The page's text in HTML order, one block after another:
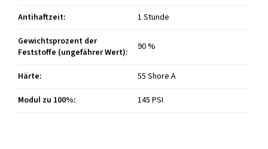
Antihaftzeit:
1 Stunde
Gewichtsprozent der
Feststoffe (ungefährer Wert): 90 %
Härte:
55 Shore A
Modul zu 100%: 145 PSI